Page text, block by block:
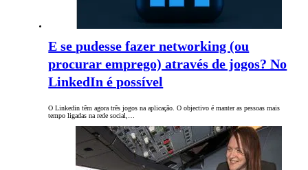
E se pudesse fazer networking (ou
procurar emprego) através de jogos? No
LinkedIn é possível
O Linkedin têm agora três jogos na aplicação. O objectivo é manter as pessoas mais
tempo ligadas na rede social,…